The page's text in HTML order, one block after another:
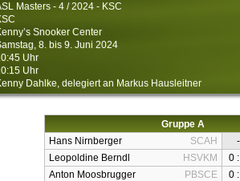
Masters - 4 / 2024 - KSC
Snooker Center
8. bis 9. Juni 2024
Uhr
Uhr
Dahlke, delegiert an Markus Hausleitner
Gruppe A
Hans Nirnberger
SCAH
-
Leopoldine Berndl
HSVKM
0
Anton Moosbrugger
PBSCE 0